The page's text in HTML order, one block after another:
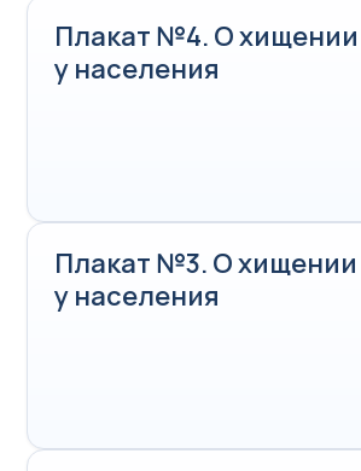
Плакат №4. О
у населения
Плакат №3. О
у населения